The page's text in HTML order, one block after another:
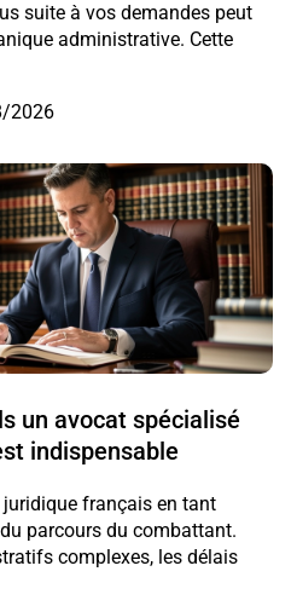
suite à vos demandes peut
administrative. Cette
2026
un avocat spécialisé
indispensable
français en tant
parcours du combattant.
complexes, les délais